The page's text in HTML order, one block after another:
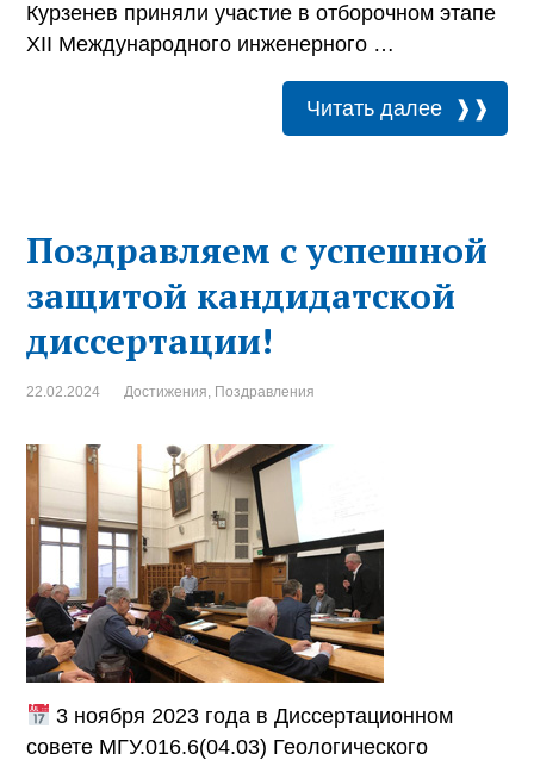
Курзенев приняли участие в отборочном этапе
XII Международного инженерного …
Читать далее
Поздравляем с успешной
защитой кандидатской
диссертации!
22.02.2024 Достижения, Поздравления
3 ноября 2023 года в Диссертационном
совете МГУ.016.6(04.03) Геологического